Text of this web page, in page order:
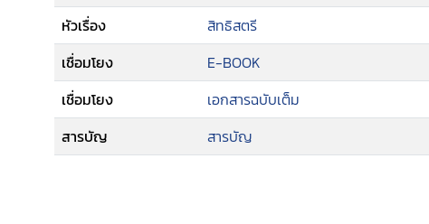
หัวเรื่อง
สิทธิสตรี
เชื่อมโยง
E-BOOK
เชื่อมโยง
เอกสารฉบับเต็ม
สารบัญ
สารบัญ